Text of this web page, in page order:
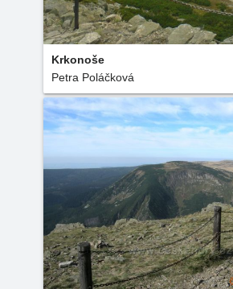
Krkonoše
Petra Poláčková